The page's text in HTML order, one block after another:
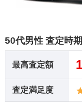
50代男性 査定時期
最高査定額
査定満足度